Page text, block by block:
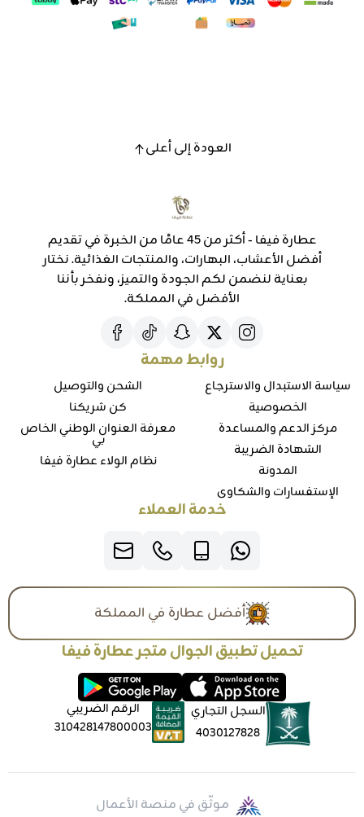
العودة إلى أعلى
عطارة فيفا - أكثر من 45 عامًا من الخبرة في تقديم
أفضل الأعشاب، البهارات، والمنتجات الغذائية. نختار
بعناية لنضمن لكم الجودة والتميز، ونفخر بأننا
الأفضل في المملكة.
روابط مهمة
سياسة الاستبدال والاسترجاع
الخصوصية
مركز الدعم والمساعدة
الشهادة الضريبة
المدونة
الإستفسارات والشكاوي
الشحن والتوصيل
كن شريكنا
معرفة العنوان الوطني الخاص
بي
نظام الولاء عطارة فيفا
خدمة العملاء
أفضل عطارة في المملكة
تحميل تطبيق الجوال متجر عطارة فيفا
السجل التجاري
4030127828
الرقم الضريبي
310428147800003
موثّق في منصة الأعمال